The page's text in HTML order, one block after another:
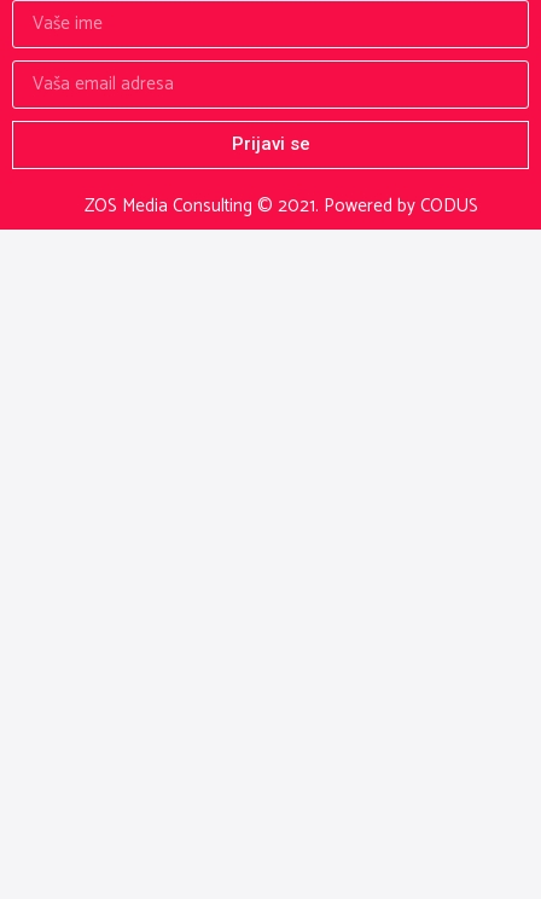
ZOS Media Consulting © 2021. Powered by CODUS
Prijavi se